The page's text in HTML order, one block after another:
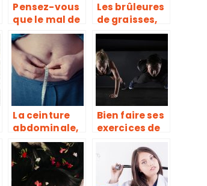
Pensez-vous
que le mal de
dos est une
maladie qui
se soigne ou
une douleur
qui se calme ?
Les brûleures
de graisses,
de véritables
alimentaires
pour
déstockage
des graisses
La ceinture
abdominale,
pour
échapper aux
formes
disgracieuses
Bien faire ses
exercices de
erreur trop
souvent
répétée